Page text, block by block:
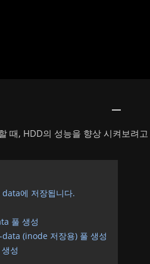
때, HDD의 성능을 향상 시켜보려
에 저장됩니다.
풀 생성
(inode 저장용) 풀 생성
성